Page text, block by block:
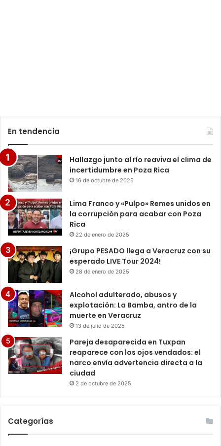
En tendencia
Hallazgo junto al río reaviva el clima de
incertidumbre en Poza Rica
16 de octubre de 2025
Lima Franco y «Pulpo» Remes unidos en
la corrupción para acabar con Poza
Rica
22 de enero de 2025
¡Grupo PESADO llega a Veracruz con su
esperado LIVE Tour 2024!
28 de enero de 2025
Alcohol adulterado, abusos y
explotación: La Bamba, antro de la
muerte en Veracruz
13 de julio de 2025
Pareja desaparecida en Tuxpan
reaparece con los ojos vendados: el
narco envía advertencia directa a la
ciudad
2 de octubre de 2025
Categorías